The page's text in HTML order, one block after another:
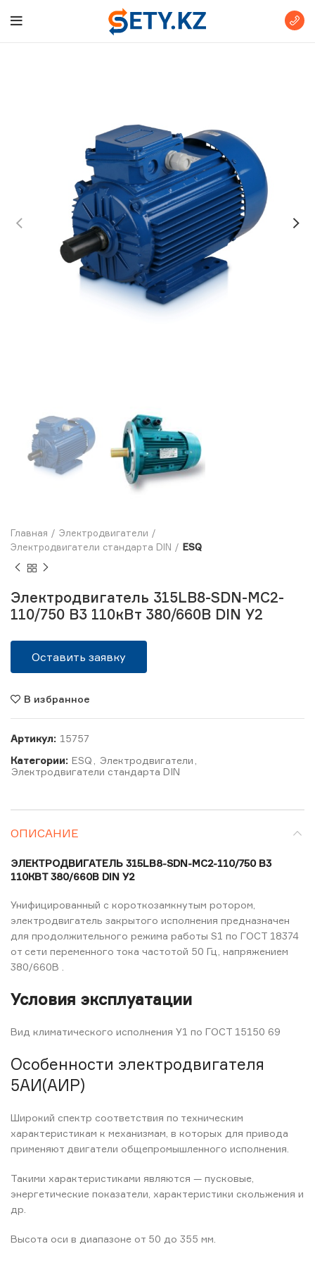
Главная
Электродвигатели
Электродвигатели стандарта DIN
ESQ
Электродвигатель 315LB8-SDN-MC2-
110/750 B3 110кВт 380/660В DIN У2
Оставить заявку
В избранное
Артикул: 15757
Категории: ESQ Электродвигатели
Электродвигатели стандарта DIN
ОПИСАНИЕ
ЭЛЕКТРОДВИГАТЕЛЬ 315LB8-SDN-MC2-110/750 B3
110КВТ 380/660В DIN У2
Унифицированный с короткозамкнутым ротором,
электродвигатель закрытого исполнения предназначен
для продолжительного режима работы S1 по ГОСТ 18374
от сети переменного тока частотой 50 Гц, напряжением
380/660В .
Условия эксплуатации
Вид климатического исполнения У1 по ГОСТ 15150 69
Особенности электродвигателя
5АИ(АИР)
Широкий спектр соответствия по техническим
характеристикам к механизмам, в которых для привода
применяют двигатели общепромышленного исполнения.
Такими характеристиками являются — пусковые,
энергетические показатели, характеристики скольжения и
др.
Высота оси в диапазоне от 50 до 355 мм.